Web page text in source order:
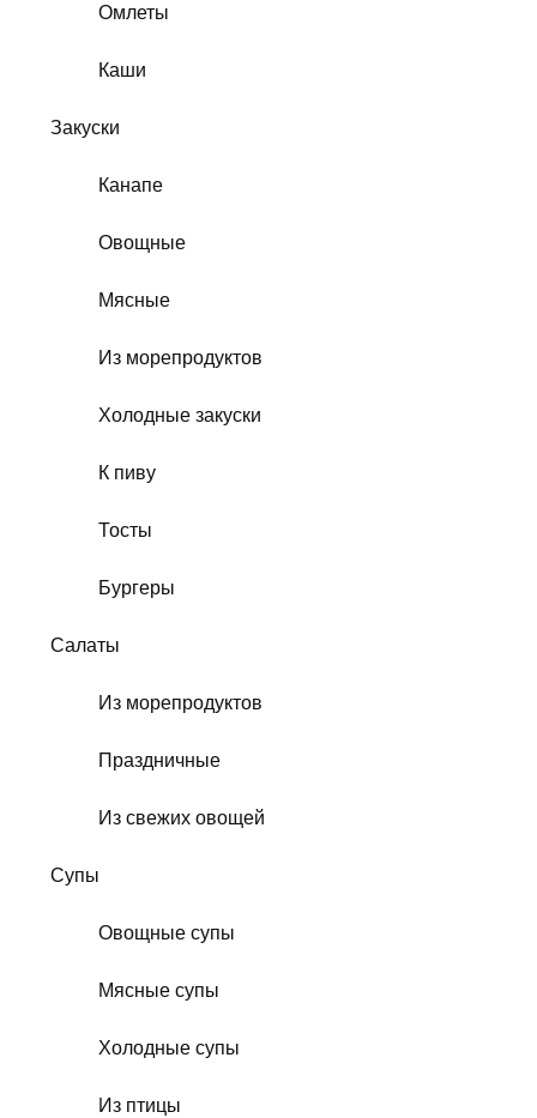
Омлеты
Каши
Закуски
Канапе
Овощные
Мясные
Из морепродуктов
Холодные закуски
К пиву
Тосты
Бургеры
Салаты
Из морепродуктов
Праздничные
Из свежих овощей
Супы
Овощные супы
Мясные супы
Холодные супы
Из птицы